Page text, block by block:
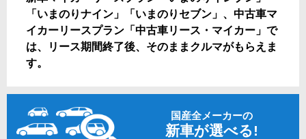
「いまのりナイン」「いまのりセブン」、中古車マ
イカーリースプラン「中古車リース・マイカー」で
は、リース期間終了後、そのままクルマがもらえま
す。
国産全メーカーの
新車が選べる!